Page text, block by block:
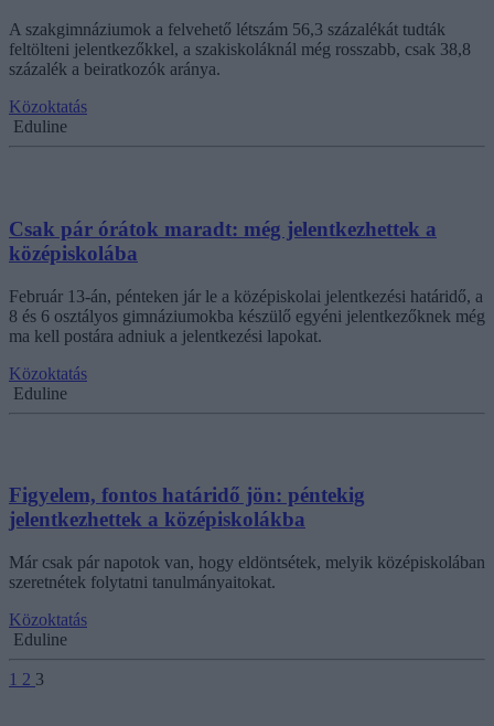
A szakgimnáziumok a felvehető létszám 56,3 százalékát tudták
feltölteni jelentkezőkkel, a szakiskoláknál még rosszabb, csak 38,8
százalék a beiratkozók aránya.
Közoktatás
Eduline
Csak pár órátok maradt: még jelentkezhettek a
középiskolába
Február 13-án, pénteken jár le a középiskolai jelentkezési határidő, a
8 és 6 osztályos gimnáziumokba készülő egyéni jelentkezőknek még
ma kell postára adniuk a jelentkezési lapokat.
Közoktatás
Eduline
Figyelem, fontos határidő jön: péntekig
jelentkezhettek a középiskolákba
Már csak pár napotok van, hogy eldöntsétek, melyik középiskolában
szeretnétek folytatni tanulmányaitokat.
Közoktatás
Eduline
1 2 3